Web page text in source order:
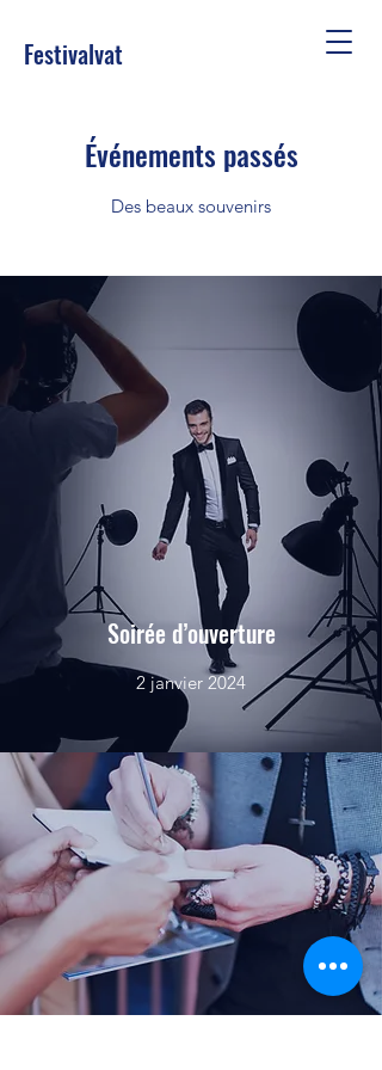
Festivalvat
Événements passés
Des beaux souvenirs
Soirée d’ouverture
2 janvier 2024